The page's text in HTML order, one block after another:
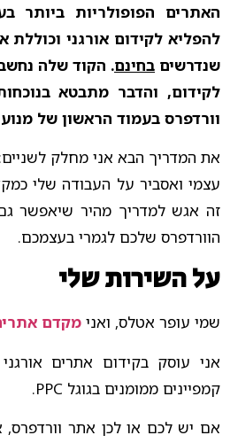
האתרים הפופולריות ביותר
להפליא לקידום אורגני וכוללת
שנדרשים בחינם. הקוד שלה
לקידום, והדבר מתבטא
וורדפרס בעמוד הראשון של
את המדריך הבא אני מחלק
עצמי ואסביר על העבודה שלי
זה אגש למדריך מהיר שיאפשר
הוורדפרס שלכם לגמרי בעצמכם.
על השירות שלי​
שמי עופר אטלס, ואני מקדם
קמפיינים ממומנים בגוגל PPC.
אם יש לכם או לכן אתר